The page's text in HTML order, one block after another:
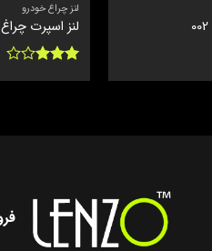
لنز چراغ خودرو
لنز اسپرت چراغ